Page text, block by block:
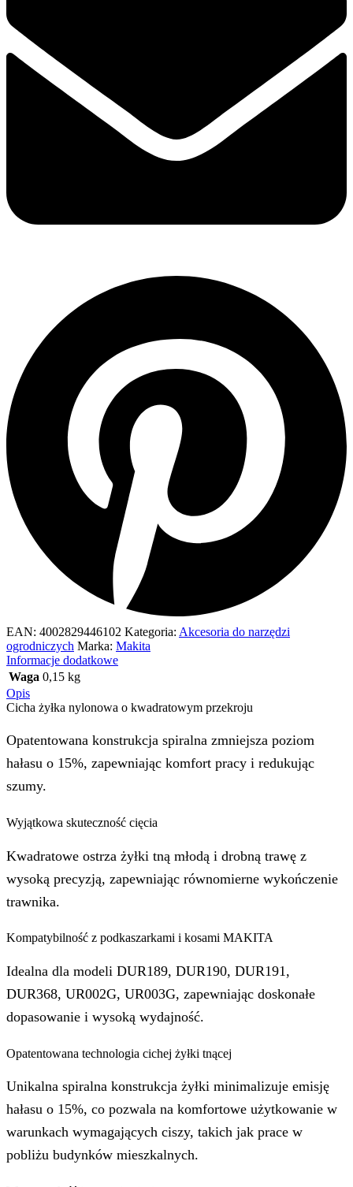
EAN: 4002829446102 Kategoria: Akcesoria do narzędzi
ogrodniczych Marka: Makita
Informacje dodatkowe
Waga 0,15 kg
Opis
Cicha żyłka nylonowa o kwadratowym przekroju
Opatentowana konstrukcja spiralna zmniejsza poziom
hałasu o 15%, zapewniając komfort pracy i redukując
szumy.
Wyjątkowa skuteczność cięcia
Kwadratowe ostrza żyłki tną młodą i drobną trawę z
wysoką precyzją, zapewniając równomierne wykończenie
trawnika.
Kompatybilność z podkaszarkami i kosami MAKITA
Idealna dla modeli DUR189, DUR190, DUR191,
DUR368, UR002G, UR003G, zapewniając doskonałe
dopasowanie i wysoką wydajność.
Opatentowana technologia cichej żyłki tnącej
Unikalna spiralna konstrukcja żyłki minimalizuje emisję
hałasu o 15%, co pozwala na komfortowe użytkowanie w
warunkach wymagających ciszy, takich jak prace w
pobliżu budynków mieszkalnych.